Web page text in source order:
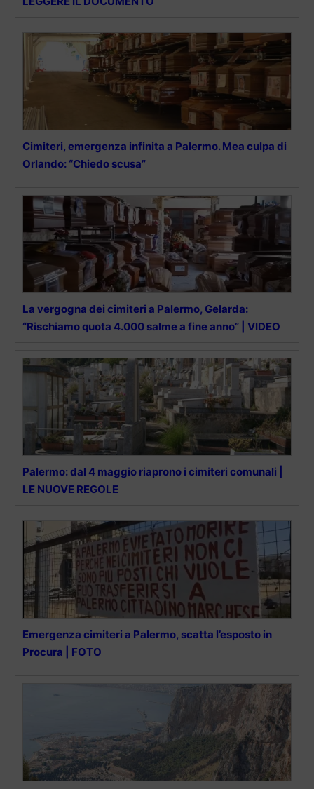
Cimiteri, emergenza infinita a Palermo. Mea culpa di
Orlando: “Chiedo scusa”
La vergogna dei cimiteri a Palermo, Gelarda:
“Rischiamo quota 4.000 salme a fine anno” | VIDEO
Palermo: dal 4 maggio riaprono i cimiteri comunali |
LE NUOVE REGOLE
Emergenza cimiteri a Palermo, scatta l’esposto in
Procura | FOTO